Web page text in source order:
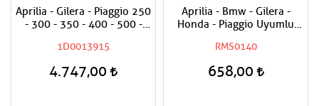
Aprilia - Gilera - Piaggio 250
- 300 - 350 - 400 - 500 -
Sinyal Flaşörü
1D0013915
4.747,00
Aprilia - Bmw - Gilera -
Honda - Piaggio Uyumlu
Balatası
RMS0140
658,00